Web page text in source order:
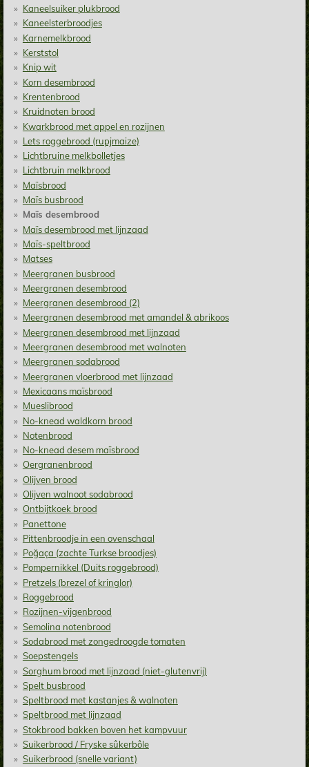
Kaneelsuiker plukbrood
Kaneelsterbroodjes
Karnemelkbrood
Kerststol
Knip wit
Korn desembrood
Krentenbrood
Kruidnoten brood
Kwarkbrood met appel en rozijnen
Lets roggebrood (rupjmaize)
Lichtbruine melkbolletjes
Lichtbruin melkbrood
Maïsbrood
Maïs busbrood
Maïs desembrood
Maïs desembrood met lijnzaad
Maïs-speltbrood
Matses
Meergranen busbrood
Meergranen desembrood
Meergranen desembrood (2)
Meergranen desembrood met amandel & abrikoos
Meergranen desembrood met lijnzaad
Meergranen desembrood met walnoten
Meergranen sodabrood
Meergranen vloerbrood met lijnzaad
Mexicaans maïsbrood
Mueslibrood
No-knead waldkorn brood
Notenbrood
No-knead desem maïsbrood
Oergranenbrood
Olijven brood
Olijven walnoot sodabrood
Ontbijtkoek brood
Panettone
Pittenbroodje in een ovenschaal
Poğaça (zachte Turkse broodjes)
Pompernikkel (Duits roggebrood)
Pretzels (brezel of kringlor)
Roggebrood
Rozijnen-vijgenbrood
Semolina notenbrood
Sodabrood met zongedroogde tomaten
Soepstengels
Sorghum brood met lijnzaad (niet-glutenvrij)
Spelt busbrood
Speltbrood met kastanjes & walnoten
Speltbrood met lijnzaad
Stokbrood bakken boven het kampvuur
Suikerbrood / Fryske sûkerbôle
Suikerbrood (snelle variant)